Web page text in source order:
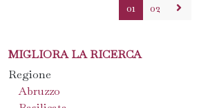
01 02
MIGLIORA LA RICERCA
Regione
Abruzzo